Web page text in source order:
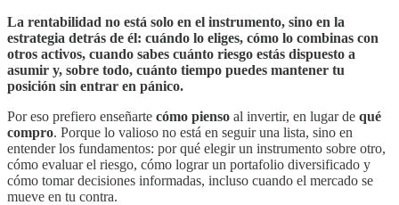
La rentabilidad no está solo en el instrumento, sino en la
estrategia detrás de él: cuándo lo eliges, cómo lo combinas con
otros activos, cuando sabes cuánto riesgo estás dispuesto a
asumir y, sobre todo, cuánto tiempo puedes mantener tu
posición sin entrar en pánico.
Por eso prefiero enseñarte cómo pienso al invertir, en lugar de qué
compro. Porque lo valioso no está en seguir una lista, sino en
entender los fundamentos: por qué elegir un instrumento sobre otro,
cómo evaluar el riesgo, cómo lograr un portafolio diversificado y
cómo tomar decisiones informadas, incluso cuando el mercado se
mueve en tu contra.